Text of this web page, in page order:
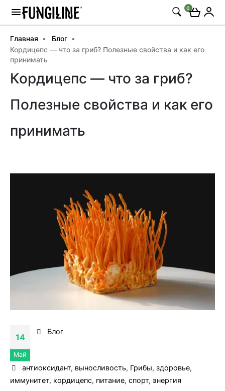
0
Главная
Блог
Кордицепс — что за гриб? Полезные свойства и как его
принимать
Кордицепс — что за гриб?
Полезные свойства и как его
принимать
14
Май
Блог
антиоксидант, выносливость, Грибы,здоровье,
иммунитет, кордицепс, питание, спорт, энергия